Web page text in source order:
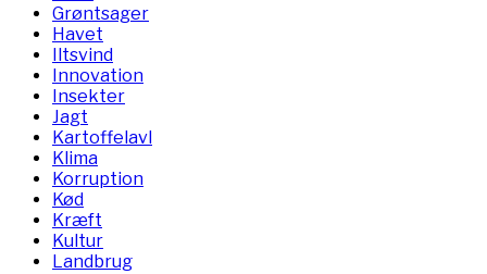
Grøntsager
Havet
Iltsvind
Innovation
Insekter
Jagt
Kartoffelavl
Klima
Korruption
Kød
Kræft
Kultur
Landbrug